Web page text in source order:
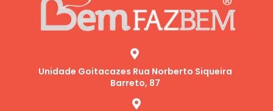
Unidade Goitacazes Rua Norberto Siqueira
Barreto, 87